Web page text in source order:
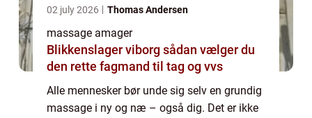
02 july 2026 Thomas Andersen
massage amager
Blikkenslager viborg sådan vælger du
den rette fagmand til tag og vvs
Alle mennesker bør unde sig selv en grundig
massage i ny og næ – også dig. Det er ikke